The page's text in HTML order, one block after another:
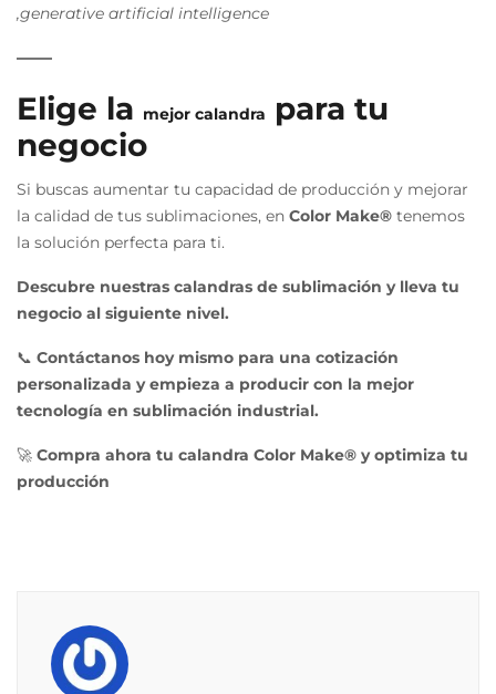
,generative artificial intelligence
Elige la mejor calandra
para tu
negocio
Si buscas aumentar tu capacidad de producción y mejorar
la calidad de tus sublimaciones, en Color Make® tenemos
la solución perfecta para ti.
Descubre nuestras calandras de sublimación y lleva tu
negocio al siguiente nivel.
📞 Contáctanos hoy mismo para una cotización
personalizada y empieza a producir con la mejor
tecnología en sublimación industrial.
🚀 Compra ahora tu calandra Color Make® y optimiza tu
producción